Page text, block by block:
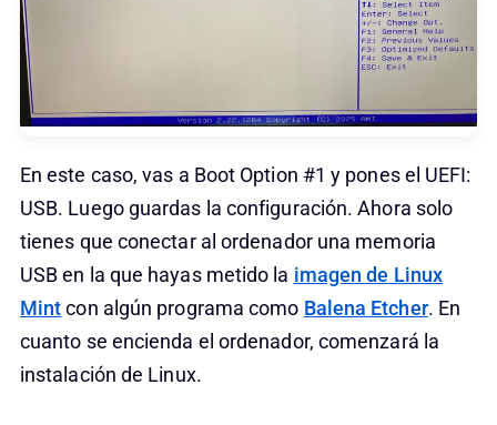
En este caso, vas a Boot Option #1 y pones el UEFI:
USB. Luego guardas la configuración. Ahora solo
tienes que conectar al ordenador una memoria
USB en la que hayas metido la imagen de Linux
Mintcon algún programa como Balena Etcher. En
cuanto se encienda el ordenador, comenzará la
instalación de Linux.